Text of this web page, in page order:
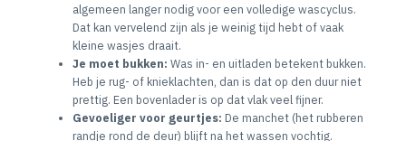
algemeen langer nodig voor een volledige wascyclus.
Dat kan vervelend zijn als je weinig tijd hebt of vaak
kleine wasjes draait.
Je moet bukken: Was in- en uitladen betekent bukken.
Heb je rug- of knieklachten, dan is dat op den duur niet
prettig. Een bovenlader is op dat vlak veel fijner.
Gevoeliger voor geurtjes: De manchet (het rubberen
randje rond de deur) blijft na het wassen vochtig.